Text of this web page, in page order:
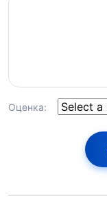
Оценка: